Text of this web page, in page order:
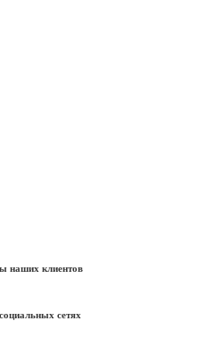
наших клиентов
сетях